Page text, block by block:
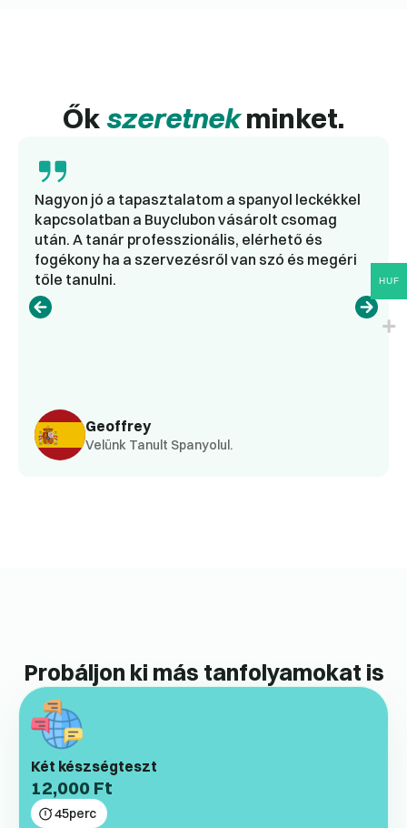
Őkszeretnekminket.
Geoffrey
Velünk Tanult Spanyolul.
Nagyon jó a tapasztalatom a spanyol leckékkel
kapcsolatban a Buyclubon vásárolt csomag
után. A tanár professzionális, elérhető és
fogékony ha a szervezésről van szó és megéri
tőle tanulni.
Probáljon ki más tanfolyamokat is
Két készségteszt
12,000 Ft
45perc
HUF